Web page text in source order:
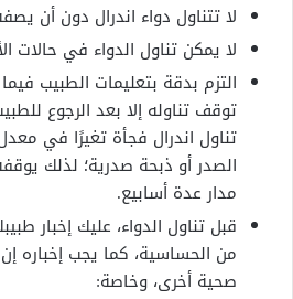
لا تتناول دواء اندرال دون أن
لا يمكن تناول الدواء في حالات
التزم بدقة بتعليمات الطبيب
توقف تناوله إلا بعد الرجوع
تناول اندرال فجأة تغيرًا في
الصدر أو ذبحة صدرية؛ لذلك
مدار عدة أسابيع.
قبل تناول الدواء، عليك إخبار
من الحساسية، كما يجب إخباره
صحية أخرى، وخاصة: